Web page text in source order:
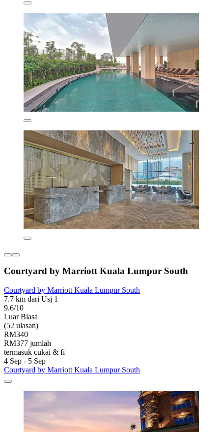
Courtyard by Marriott Kuala Lumpur South
Courtyard by Marriott Kuala Lumpur South
7.7 km dari Usj 1
9.6/10
Luar Biasa
(52 ulasan)
RM340
RM377 jumlah
termasuk cukai & fi
4 Sep - 5 Sep
Courtyard by Marriott Kuala Lumpur South